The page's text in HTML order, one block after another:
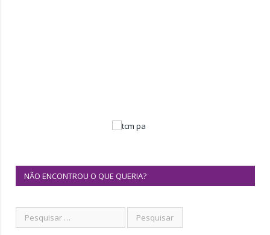
NÃO ENCONTROU O QUE QUERIA?